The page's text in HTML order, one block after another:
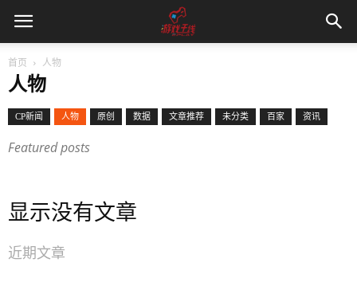
首页 人物
人物
CP新闻 人物 原创 数据 文章推荐 未分类 百家 资讯
Featured posts
显示没有文章
近期文章